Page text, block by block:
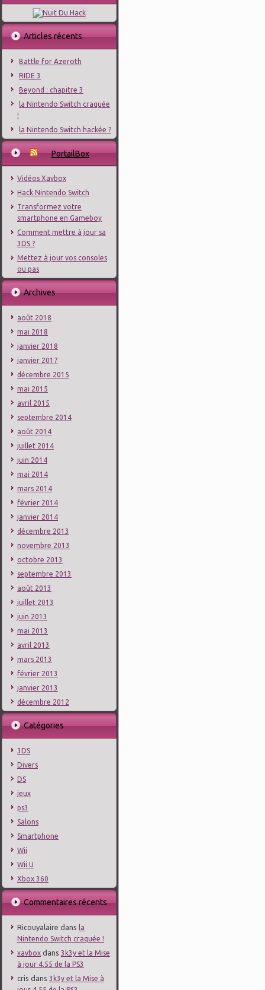
Articles récents
Battle for Azeroth
RIDE 3
Beyond : chapitre 3
la Nintendo Switch craquée
!
la Nintendo Switch hackée ?
PortailBox
Vidéos Xavbox
Hack Nintendo Switch
Transformez votre
smartphone en Gameboy
Comment mettre à jour sa
3DS ?
Mettez à jour vos consoles
ou pas
Archives
août 2018
mai 2018
janvier 2018
janvier 2017
décembre 2015
mai 2015
avril 2015
septembre 2014
août 2014
juillet 2014
juin 2014
mai 2014
mars 2014
février 2014
janvier 2014
décembre 2013
novembre 2013
octobre 2013
septembre 2013
août 2013
juillet 2013
juin 2013
mai 2013
avril 2013
mars 2013
février 2013
janvier 2013
décembre 2012
Catégories
3DS
Divers
DS
jeux
ps3
Salons
Smartphone
Wii
Wii U
Xbox 360
Commentaires récents
Ricouyalaire dans la
Nintendo Switch craquée !
xavbox dans 3k3y et la Mise
à jour 4.55 de la PS3
cris dans 3k3y et la Mise à